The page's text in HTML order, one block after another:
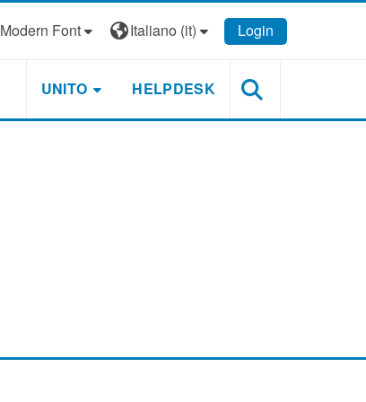
Modern Font Italiano ‎(it)‎ Login
UNITO HELPDESK